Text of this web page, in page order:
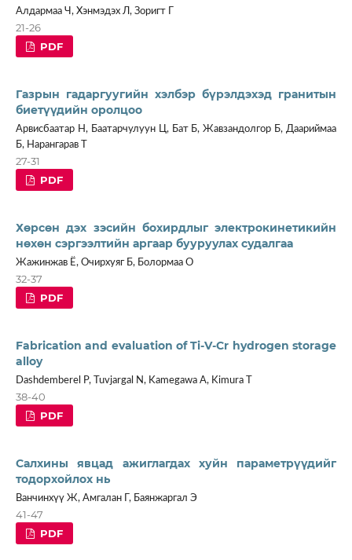
Алдармаа Ч, Хэнмэдэх Л, Зоригт Г
21-26
PDF
Газрын гадаргуугийн хэлбэр бүрэлдэхэд гранитын
биетүүдийн оролцоо
Арвисбаатар Н, Баатарчулуун Ц, Бат Б, Жавзандолгор Б, Даариймаа
Б, Нарангарав Т
27-31
PDF
Хөрсөн дэх зэсийн бохирдлыг электрокинетикийн
нөхөн сэргээлтийн аргаар бууруулах судалгаа
Жажинжав Ё, Очирхуяг Б, Болормаа О
32-37
PDF
Fabrication and evaluation of Ti-V-Cr hydrogen storage
alloy
Dashdemberel P, Tuvjargal N, Kamegawa A, Kimura T
38-40
PDF
Салхины явцад ажиглагдах хуйн параметрүүдийг
тодорхойлох нь
Ванчинхүү Ж, Амгалан Г, Баянжаргал Э
41-47
PDF